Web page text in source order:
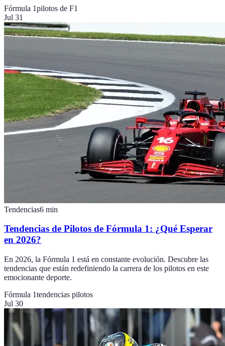
Fórmula 1pilotos de F1
Jul 31
Tendencias6 min
Tendencias de Pilotos de Fórmula 1: ¿Qué Esperar
en 2026?
En 2026, la Fórmula 1 está en constante evolución. Descubre las
tendencias que están redefiniendo la carrera de los pilotos en este
emocionante deporte.
Fórmula 1tendencias pilotos
Jul 30